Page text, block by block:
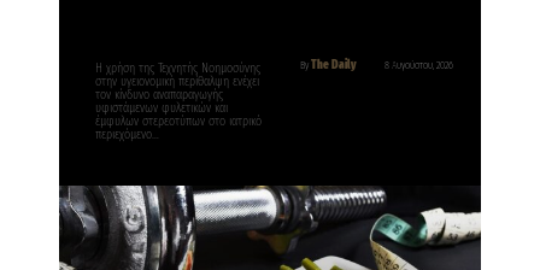
By The Daily 8 Αυγούστου, 2026
Η χρήση της Τεχνητής Νοημοσύνης
στην υγειονομική περίθαλψη ενέχει
τον κίνδυνο αναπαραγωγής
υφιστάμενων φυλετικών και
έμφυλων στερεοτύπων στο ιατρικό
περιεχόμενο…